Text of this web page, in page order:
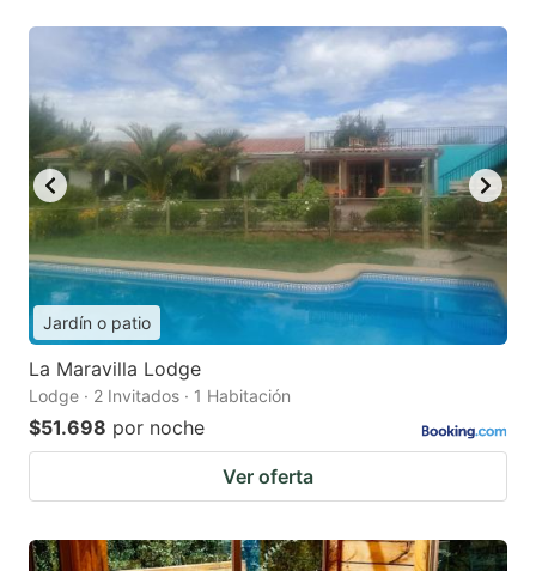
Jardín o patio
La Maravilla Lodge
Lodge · 2 Invitados · 1 Habitación
$51.698 por noche
Ver oferta